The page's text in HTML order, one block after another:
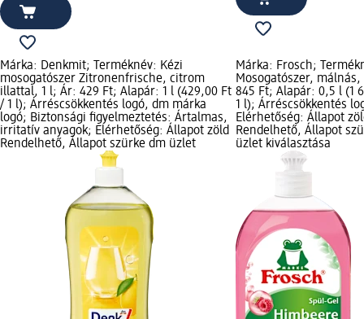
Márka: Denkmit; Terméknév: Kézi
mosogatószer Zitronenfrische, citrom
illattal, 1 l; Ár: 429 Ft; Alapár: 1 l (429,00 Ft
/ 1 l); Árréscsökkentés logó, dm márka
logó; Biztonsági figyelmeztetés: Ártalmas,
irritatív anyagok; Elérhetőség: Állapot zöld
Rendelhető, Állapot szürke dm üzlet
Márka: Frosch;
Mosogatószer,
845 Ft; Alapár: 0,5 l (1
1 l); Árréscsökkentés
Elérhetőség: Állapot
Rendelhető, Állapot
üzlet kiválasztása